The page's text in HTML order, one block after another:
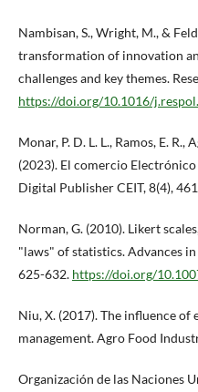
Nambisan, S., Wright, M., &
transformation of innovation
challenges and key themes.
https://doi.org/10.1016/
Monar, P. D. L. L., Ramos, E. R.,
(2023). El comercio
Digital Publisher CEIT, 8(4),
Norman, G. (2010). Likert
"laws" of statistics. Advances
625-632. https://doi.org/
Niu, X. (2017). The influence
management. Agro Food
Organización de las Naciones